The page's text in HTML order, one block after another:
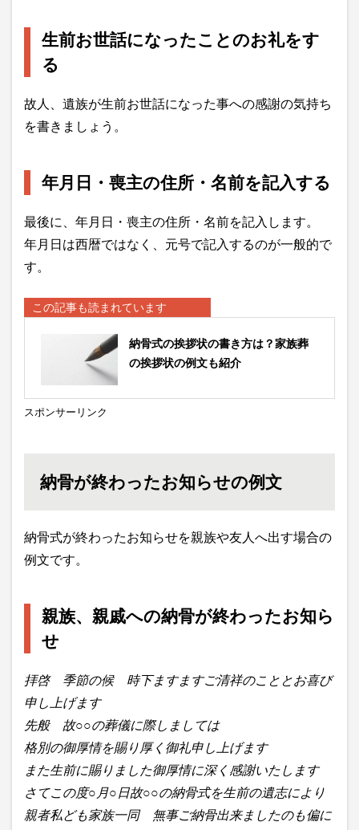
生前お世話になったことのお礼をす
る
故人、遺族が生前お世話になった事への感謝の気持ち
を書きましょう。
年月日・喪主の住所・名前を記入する
最後に、年月日・喪主の住所・名前を記入します。
年月日は西暦ではなく、元号で記入するのが一般的で
す。
この記事も読まれています
納骨式の挨拶状の書き方は？家族葬
の挨拶状の例文も紹介
スポンサーリンク
納骨が終わったお知らせの例文
納骨式が終わったお知らせを親族や友人へ出す場合の
例文です。
親族、親戚への納骨が終わったお知ら
せ
拝啓 季節の候 時下ますますご清祥のこととお喜び
申し上げます
先般 故○○の葬儀に際しましては
格別の御厚情を賜り厚く御礼申し上げます
また生前に賜りました御厚情に深く感謝いたします
さてこの度○月○日故○○の納骨式を生前の遺志により
親者私ども家族一同 無事ご納骨出来ましたのも偏に